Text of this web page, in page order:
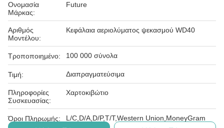
Ονομασία
Μάρκας:
Future
Αριθμός
Μοντέλου:
Κεφάλαια αεριολύματος ψεκασμού WD40
Τροποποιημένο: 100 000 σύνολα
Τιμή: Διαπραγματεύσιμα
Πληροφορίες
Συσκευασίας:
Χαρτοκιβώτιο
Όροι Πληρωμής:
L/C,D/A,D/P,T/T,Western Union,MoneyGram